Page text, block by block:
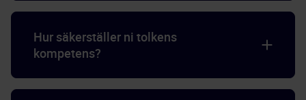
Hur säkerställer ni tolkens
kompetens?